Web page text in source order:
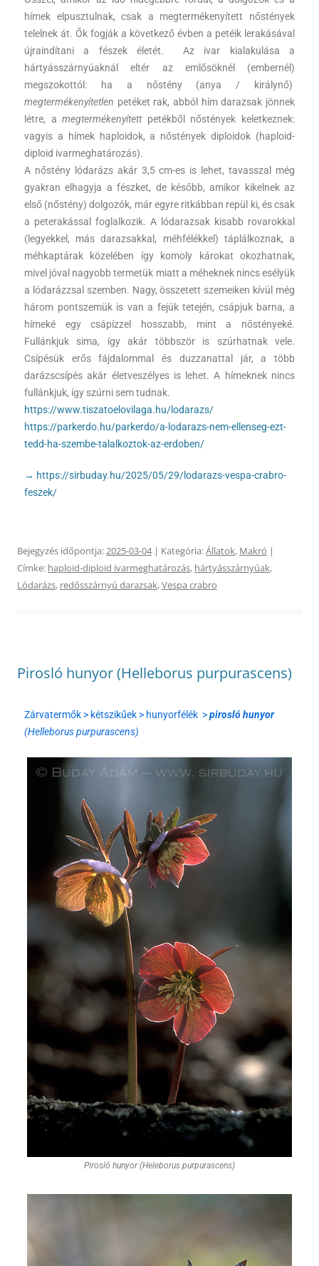
hímek elpusztulnak, csak a megtermékenyített nőstények
telelnek át. Ők fogják a következő évben a petéik lerakásával
újraindítani a fészek életét. Az ivar kialakulása a
hártyásszárnyúaknál eltér az emlősöknél (embernél)
megszokottól: ha a nőstény (anya / királynő)
megtermékenyítetlen petéket rak, abból hím darazsak jönnek
létre, amegtermékenyítettpetékből nőstények keletkeznek:
vagyis a hímek haploidok, a nőstények diploidok (haploid-
diploid ivarmeghatározás).
A nőstény lódarázs akár 3,5 cm-es is lehet, tavasszal még
gyakran elhagyja a fészket, de később, amikor kikelnek az
első (nőstény) dolgozók, már egyre ritkábban repül ki, és csak
a peterakással foglalkozik. A lódarazsak kisabb rovarokkal
(legyekkel, más darazsakkal, méhfélékkel) táplálkoznak, a
méhkaptárak közelében így komoly károkat okozhatnak,
mivel jóval nagyobb termetük miatt a méheknek nincs esélyük
a lódarázzsal szemben. Nagy, összetett szemeiken kívül még
három pontszemük is van a fejük tetején, csápjuk barna, a
hímeké egy csápízzel hosszabb, mint a nőstényeké.
Fullánkjuk sima, így akár többször is szúrhatnak vele.
Csípésük erős fájdalommal és duzzanattal jár, a több
darázscsípés akár életveszélyes is lehet. A hímeknek nincs
fullánkjuk, így szúrni sem tudnak.
https://www.tiszatoelovilaga.hu/lodarazs/
https://parkerdo.hu/parkerdo/a-lodarazs-nem-ellenseg-ezt-
tedd-ha-szembe-talalkoztok-az-erdoben/
→ https://sirbuday.hu/2025/05/29/lodarazs-vespa-crabro-
feszek/
Bejegyzés időpontja:2025-03-04| Kategória:Állatok, Makró |
Címke: haploid-diploid ivarmeghatározás, hártyásszárnyúak,
Lódarázs, redősszárnyú darazsak,Vespa crabro
Pirosló hunyor (Helleborus purpurascens)
Zárvatermők > kétszikűek > hunyorfélék >pirosló hunyor
(Helleborus purpurascens)
Pirosló hunyor (Heleborus purpurascens)